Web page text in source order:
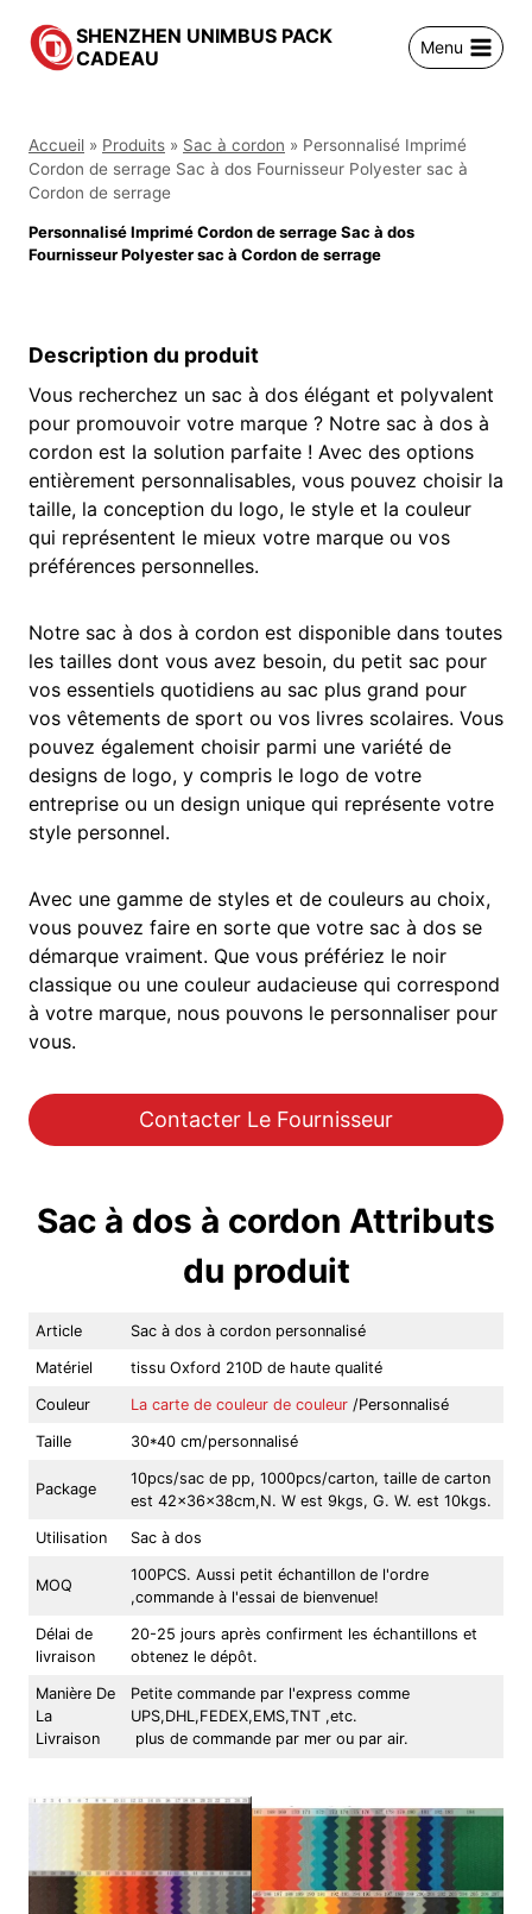
SHENZHEN UNIMBUS PACK
CADEAU
Menu
Accueil » Produits » Sac à cordon » Personnalisé Imprimé
Cordon de serrage Sac à dos Fournisseur Polyester sac à
Cordon de serrage
Personnalisé Imprimé Cordon de serrage Sac à dos
Fournisseur Polyester sac à Cordon de serrage
Description du produit
Vous recherchez un sac à dos élégant et polyvalent
pour promouvoir votre marque ? Notre sac à dos à
cordon est la solution parfaite ! Avec des options
entièrement personnalisables, vous pouvez choisir la
taille, la conception du logo, le style et la couleur
qui représentent le mieux votre marque ou vos
préférences personnelles.
Notre sac à dos à cordon est disponible dans toutes
les tailles dont vous avez besoin, du petit sac pour
vos essentiels quotidiens au sac plus grand pour
vos vêtements de sport ou vos livres scolaires. Vous
pouvez également choisir parmi une variété de
designs de logo, y compris le logo de votre
entreprise ou un design unique qui représente votre
style personnel.
Avec une gamme de styles et de couleurs au choix,
vous pouvez faire en sorte que votre sac à dos se
démarque vraiment. Que vous préfériez le noir
classique ou une couleur audacieuse qui correspond
à votre marque, nous pouvons le personnaliser pour
vous.
Contacter Le Fournisseur
Sac à dos à cordon Attributs
du produit
Article Sac à dos à cordon personnalisé
Matériel tissu Oxford 210D de haute qualité
Couleur La carte de couleur de couleur /Personnalisé
Taille 30*40 cm/personnalisé
Package
10pcs/sac de pp, 1000pcs/carton, taille de carton
est 42x36x38cm,N. W est 9kgs, G. W. est 10kgs.
Utilisation Sac à dos
MOQ
100PCS. Aussi petit échantillon de l'ordre
,commande à l'essai de bienvenue!
Délai de
livraison
20-25 jours après confirment les échantillons et
obtenez le dépôt.
Manière De
La
Livraison
Petite commande par l'express comme
UPS,DHL,FEDEX,EMS,TNT ,etc.
plus de commande par mer ou par air.